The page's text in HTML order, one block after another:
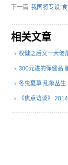
下一篇: 我国将专设“
相关文章
权健之后又一大佬
百病
300元进的保健品
冬虫夏草 乱象丛生
《焦点访谈》